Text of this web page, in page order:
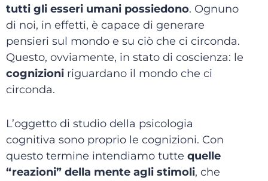
tutti gli esseri umani possiedono. Ognuno
di noi, in effetti, è capace di generare
pensieri sul mondo e su ciò che ci circonda.
Questo, ovviamente, in stato di coscienza: le
cognizioni riguardano il mondo che ci
circonda.
L’oggetto di studio della psicologia
cognitiva sono proprio le cognizioni. Con
questo termine intendiamo tutte quelle
“reazioni” della mente agli stimoli, che